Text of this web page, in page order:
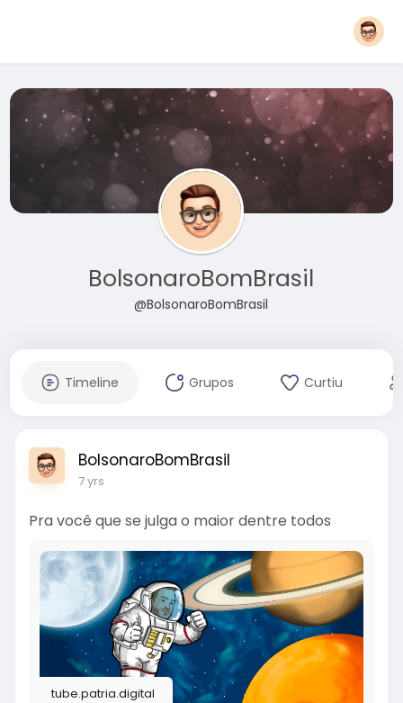
BolsonaroBomBrasil
@BolsonaroBomBrasil
Timeline Grupos Curtiu
BolsonaroBomBrasil
7 yrs
Pra você que se julga o maior dentre todos
tube.patria.digital